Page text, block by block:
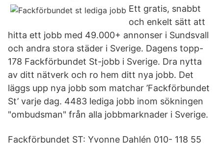
Ett gratis, snabbt
och enkelt sätt att
hitta ett jobb med 49.000+ annonser i Sundsvall
och andra stora städer i Sverige. Dagens topp-
178 Fackförbundet St-jobb i Sverige. Dra nytta
av ditt nätverk och ro hem ditt nya jobb. Det
läggs upp nya jobb som matchar ’Fackförbundet
St’ varje dag. 4483 lediga jobb inom sökningen
"ombudsman" från alla jobbmarknader i Sverige.
Fackförbundet ST: Yvonne Dahlén 010- 118 55